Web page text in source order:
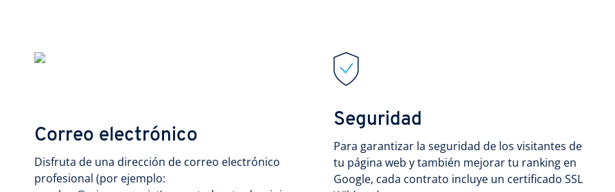
Correo electrónico
Disfruta de una dirección de correo electrónico
profesional (por ejemplo:
Seguridad
Para garantizar la seguridad de los visitantes de
tu página web y también mejorar tu ranking en
Google, cada contrato incluye un certificado SSL